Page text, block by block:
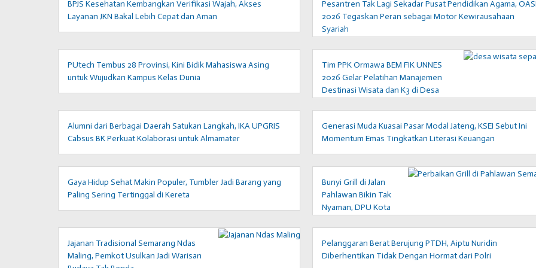
BPJS Kesehatan Kembangkan Verifikasi Wajah, Akses
Layanan JKN Bakal Lebih Cepat dan Aman
Pesantren Tak Lagi Sekadar Pusat Pendidikan Agama,
2026 Tegaskan Peran sebagai Motor Kewirausahaan
Syariah
PUtech Tembus 28 Provinsi, Kini Bidik Mahasiswa Asing
untuk Wujudkan Kampus Kelas Dunia
Tim PPK Ormawa BEM FIK UNNES
2026 Gelar Pelatihan Manajemen
Destinasi Wisata dan K3 di Desa
Alumni dari Berbagai Daerah Satukan Langkah, IKA UPGRIS
Cabsus BK Perkuat Kolaborasi untuk Almamater
Generasi Muda Kuasai Pasar Modal Jateng, KSEI Sebut Ini
Momentum Emas Tingkatkan Literasi Keuangan
Gaya Hidup Sehat Makin Populer, Tumbler Jadi Barang yang
Paling Sering Tertinggal di Kereta
Bunyi Grill di Jalan
Pahlawan Bikin Tak
Nyaman, DPU Kota
Jajanan Tradisional Semarang Ndas
Maling, Pemkot Usulkan Jadi Warisan
Pelanggaran Berat Berujung PTDH, Aiptu Nuridin
Diberhentikan Tidak Dengan Hormat dari Polri